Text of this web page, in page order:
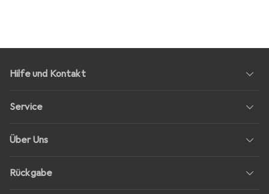
Hilfe und Kontakt
Service
Über Uns
Rückgabe